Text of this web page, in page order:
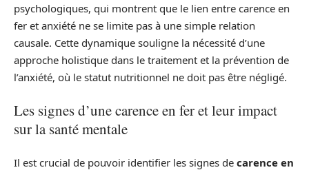
psychologiques, qui montrent que le lien entre carence en
fer et anxiété ne se limite pas à une simple relation
causale. Cette dynamique souligne la nécessité d’une
approche holistique dans le traitement et la prévention de
l’anxiété, où le statut nutritionnel ne doit pas être négligé.
Les signes d’une carence en fer et leur impact
sur la santé mentale
Il est crucial de pouvoir identifier les signes de carence en